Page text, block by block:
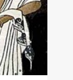
BIEN +10